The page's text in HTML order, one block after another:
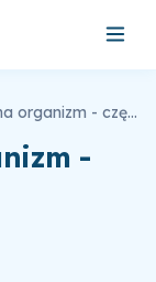
Wpływ kofeiny na organizm - część 2
-